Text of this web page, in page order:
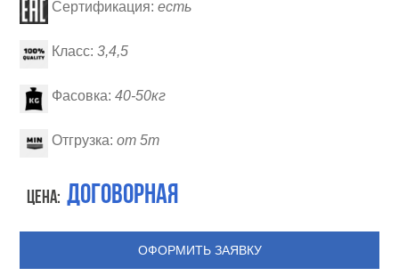
Сертификация:есть
Класс:3,4,5
Фасовка:40-50кг
Отгрузка:от 5т
Цена: Договорная
ОФОРМИТЬ ЗАЯВКУ